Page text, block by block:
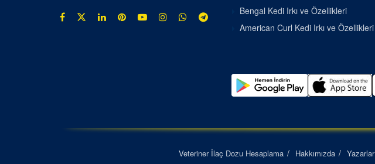
Bengal Kedi Irkı ve Özellikleri
American Curl Kedi Irkı ve Özellikleri
Veteriner İlaç Dozu Hesaplama Hakkımızda Yazarlar